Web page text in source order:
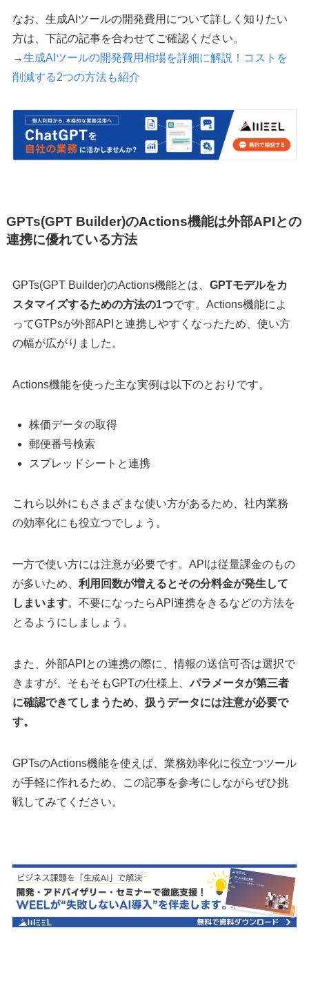
なお、生成AIツールの開発費用について詳しく知りたい
方は、下記の記事を合わせてご確認ください。
→生成AIツールの開発費用相場を詳細に解説！コストを
削減する2つの方法も紹介
GPTs(GPT Builder)のActions機能は外部APIとの
連携に優れている方法
GPTs(GPT Builder)のActions機能とは、 GPTモデルをカ
スタマイズするための方法の1つです。Actions機能によ
ってGTPsが外部APIと連携しやすくなったため、使い方
の幅が広がりました。
Actions機能を使った主な実例は以下のとおりです。
株価データの取得
郵便番号検索
スプレッドシートと連携
これら以外にもさまざまな使い方があるため、社内業務
の効率化にも役立つでしょう。
一方で使い方には注意が必要です。APIは従量課金のもの
が多いため、 利用回数が増えるとその分料金が発生して
しまいます。不要になったらAPI連携をきるなどの方法を
とるようにしましょう。
また、外部APIとの連携の際に、情報の送信可否は選択で
きますが、そもそもGPTの仕様上、パラメータが第三者
に確認できてしまうため、扱うデータには注意が必要で
す。
GPTsのActions機能を使えば、業務効率化に役立つツール
が手軽に作れるため、この記事を参考にしながらぜひ挑
戦してみてください。